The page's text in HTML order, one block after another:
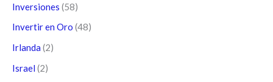
Inversiones (58)
Invertir en Oro (48)
Irlanda (2)
Israel (2)